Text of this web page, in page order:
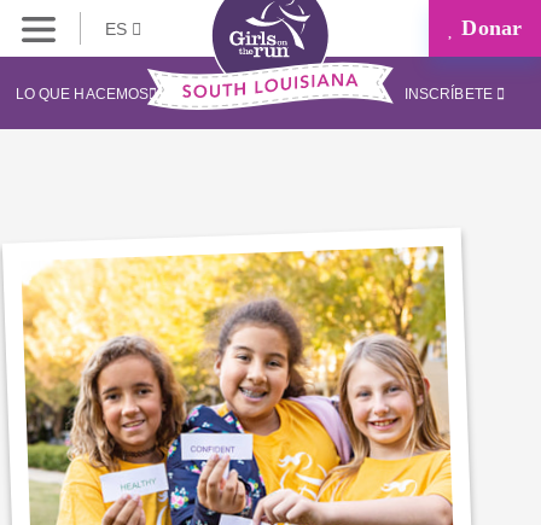
ES Donar
LO QUE HACEMOS INSCRÍBETE